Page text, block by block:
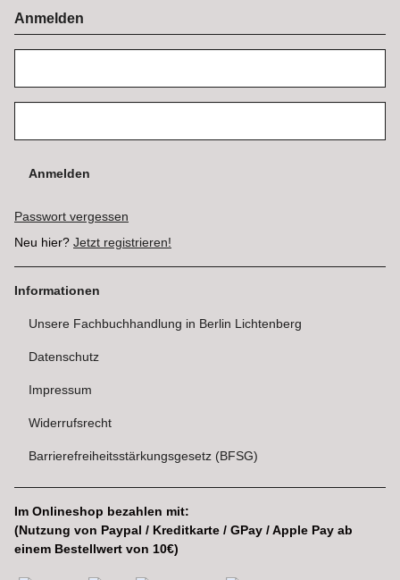
Anmelden
Anmelden
Passwort vergessen
Neu hier? Jetzt registrieren!
Informationen
Unsere Fachbuchhandlung in Berlin Lichtenberg
Datenschutz
Impressum
Widerrufsrecht
Barrierefreiheitsstärkungsgesetz (BFSG)
Im Onlineshop bezahlen mit:
(Nutzung von Paypal / Kreditkarte / GPay / Apple Pay ab
einem Bestellwert von 10€)